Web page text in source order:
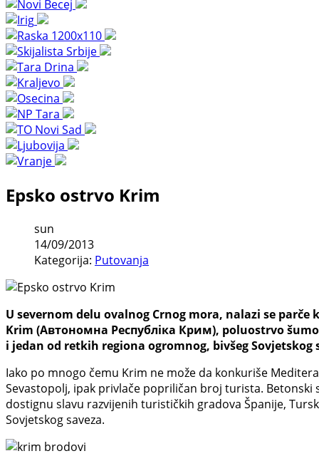
Epsko ostrvo Krim
sun
14/09/2013
Kategorija: Putovanja
U severnom delu ovalnog Crnog mora, nalazi se
Krim (Автономна Республіка Крим), poluostrvo
i jedan od retkih regiona ogromnog, bivšeg
Iako po mnogo čemu Krim ne može da konkuriše
Sevastopolj, ipak privlače popriličan broj turista.
dostignu slavu razvijenih turističkih gradova Španije,
Sovjetskog saveza.